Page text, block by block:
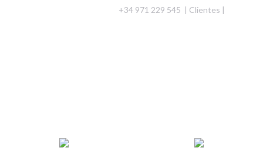
+34 971 229 545 | Clientes |